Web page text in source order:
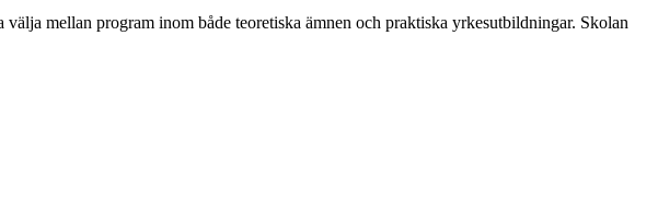
mellan program inom både teoretiska ämnen och praktiska yrkesutbildningar. Skolan